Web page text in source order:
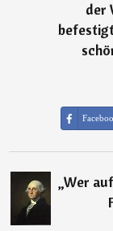
der
„Wer